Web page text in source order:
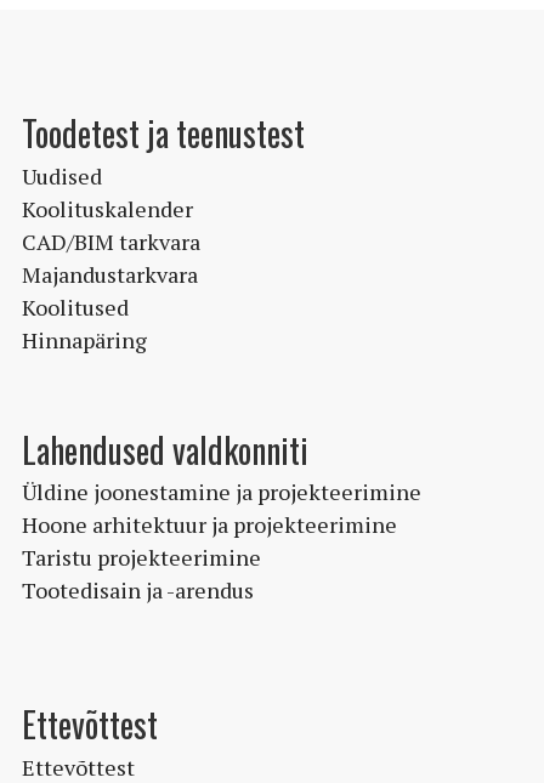
Toodetest ja teenustest
Uudised
Koolituskalender
CAD/BIM tarkvara
Majandustarkvara
Koolitused
Hinnapäring
Lahendused valdkonniti
Üldine joonestamine ja projekteerimine
Hoone arhitektuur ja projekteerimine
Taristu projekteerimine
Tootedisain ja -arendus
Ettevõttest
Ettevõttest